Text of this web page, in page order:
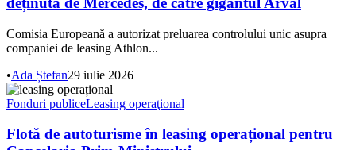
Comisia Europeană a autorizat preluarea controlului unic asupra
companiei de leasing Athlon...
•Ada Ștefan29 iulie 2026
Fonduri publiceLeasing operaţional
Flotă de autoturisme în leasing operațional pentru